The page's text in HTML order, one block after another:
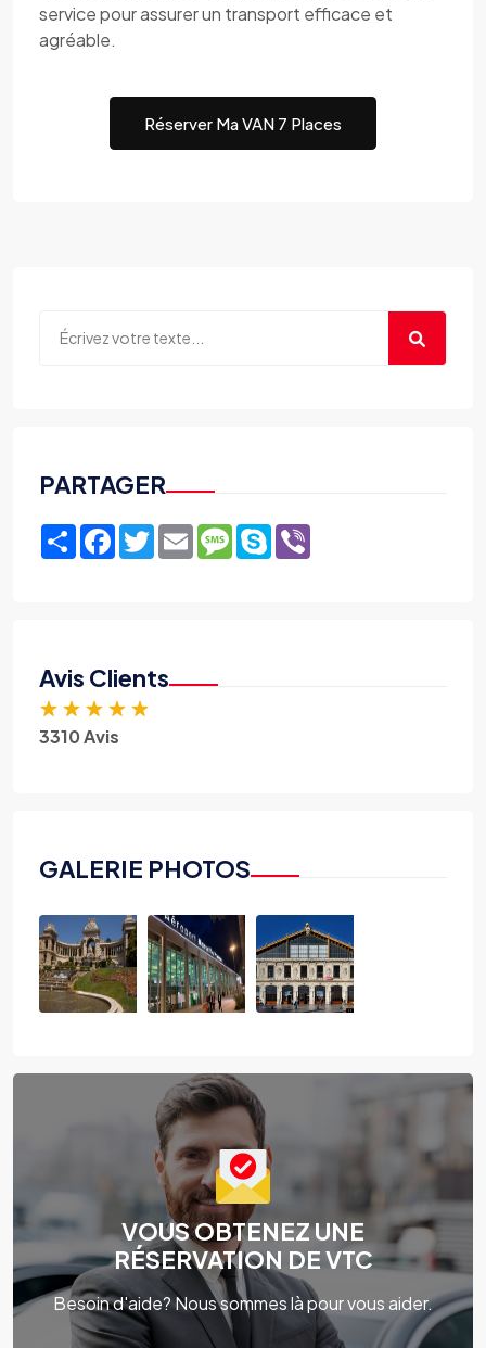
service pour assurer un transport efficace et
agréable.
Réserver Ma VAN 7 Places
PARTAGER
ShareFacebook
TwitterEmailMessage
Skype
Avis Clients
★ ★ ★ ★ ★
3310 Avis
GALERIE PHOTOS
VOUS OBTENEZ UNE
RÉSERVATION DE VTC
Besoin d'aide? Nous sommes là pour vous aider.